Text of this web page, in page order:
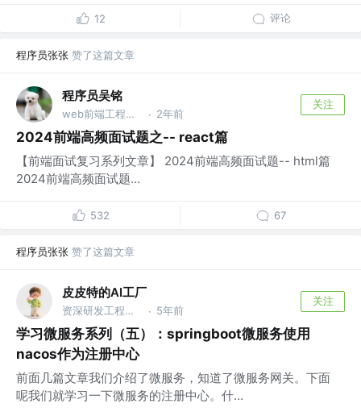
12 评论
程序员张张 赞了这篇文章
程序员吴铭
web前端工程师 @公众号@深圳湾码农(ydhlwnxs) · 2年前
关注
2024前端高频面试题之-- react篇
【前端面试复习系列文章】 2024前端高频面试题-- html篇
2024前端高频面试题...
532 67
程序员张张 赞了这篇文章
皮皮特的AI工厂
资深研发工程师 @@公众号 | 皮皮特的AI工厂 · 5年前
关注
学习微服务系列（五）：springboot微服务使用
nacos作为注册中心
前面几篇文章我们介绍了微服务，知道了微服务网关。下面
呢我们就学习一下微服务的注册中心。什...